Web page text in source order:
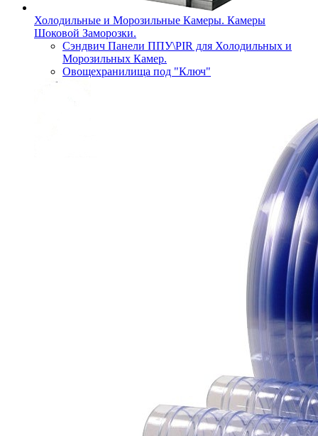
Холодильные и Морозильные Камеры. Камеры
Шоковой Заморозки.
Сэндвич Панели ППУ\PIR для Холодильных и
Морозильных Камер.
Овощехранилища под "Ключ"